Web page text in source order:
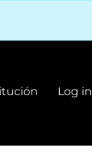
Institución
Log in
Log in